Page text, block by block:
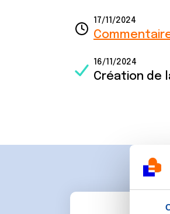
17/11/2024
16/11/2024
Création de